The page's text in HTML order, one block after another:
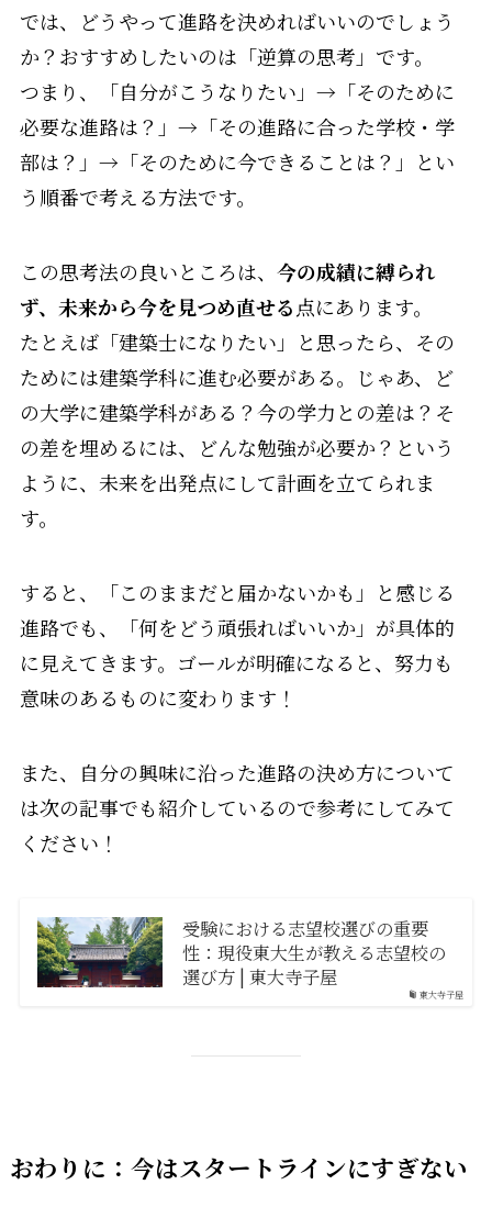
では、どうやって進路を決めればいいのでしょう
か？おすすめしたいのは「逆算の思考」です。
つまり、「自分がこうなりたい」→「そのために
必要な進路は？」→「その進路に合った学校・学
部は？」→「そのために今できることは？」とい
う順番で考える方法です。
この思考法の良いところは、 今の成績に縛られ
ず、未来から今を見つめ直せる 点にあります。
たとえば「建築士になりたい」と思ったら、その
ためには建築学科に進む必要がある。じゃあ、ど
の大学に建築学科がある？今の学力との差は？そ
の差を埋めるには、どんな勉強が必要か？という
ように、未来を出発点にして計画を立てられま
す。
すると、「このままだと届かないかも」と感じる
進路でも、「何をどう頑張ればいいか」が具体的
に見えてきます。ゴールが明確になると、努力も
意味のあるものに変わります！
また、自分の興味に沿った進路の決め方について
は次の記事でも紹介しているので参考にしてみて
ください！
東大寺子屋
受験における志望校選びの重要
性：現役東大生が教える志望校の
選び方 | 東大寺子屋
おわりに：今はスタートラインにすぎない